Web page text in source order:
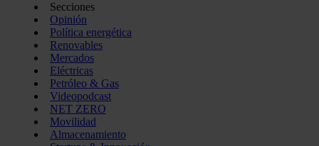
Secciones
Opinión
Política energética
Renovables
Mercados
Eléctricas
Petróleo & Gas
Videopodcast
NET ZERO
Movilidad
Almacenamiento